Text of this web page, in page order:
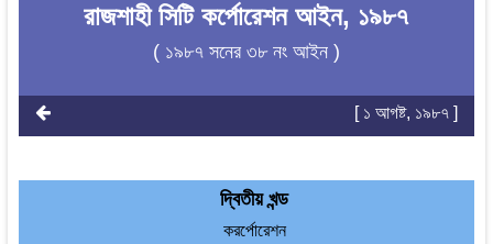
রাজশাহী সিটি কর্পোরেশন আইন, ১৯৮৭
( ১৯৮৭ সনের ৩৮ নং আইন )
[ ১ আগষ্ট, ১৯৮৭ ]
দ্বিতীয় খন্ড
করর্পোরেশন